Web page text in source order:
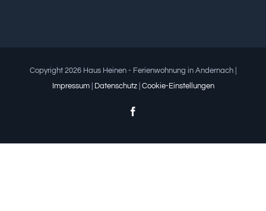
Copyright 2026 Haus Heinen - Ferienwohnung in Andernach |
Impressum| Datenschutz| Cookie-Einstellungen